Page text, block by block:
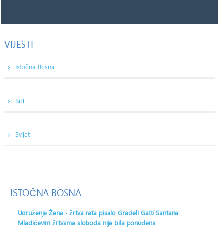
VIJESTI
Istočna Bosna
BiH
Svijet
ISTOČNA BOSNA
Udruženje Žena - žrtva rata pisalo Gracieli Gatti Santana:
Mladićevim žrtvama sloboda nije bila ponuđena